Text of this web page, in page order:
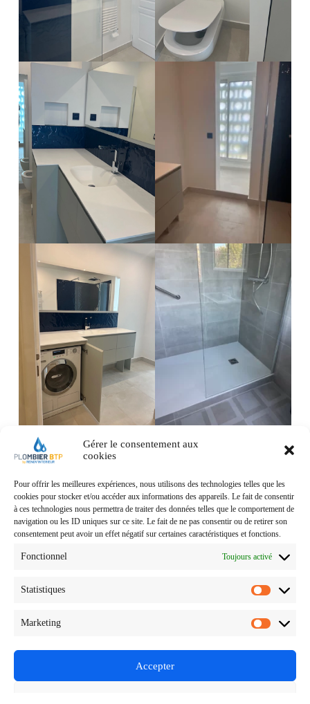
Gérer le consentement aux
cookies
Pour offrir les meilleures expériences, nous utilisons des technologies telles que les
cookies pour stocker et/ou accéder aux informations des appareils. Le fait de consentir
à ces technologies nous permettra de traiter des données telles que le comportement de
navigation ou les ID uniques sur ce site. Le fait de ne pas consentir ou de retirer son
consentement peut avoir un effet négatif sur certaines caractéristiques et fonctions.
Fonctionnel Toujours activé
Statistiques
Marketing
Accepter
Entreprise de plombier chauffagiste et climatisation située
Adresse :